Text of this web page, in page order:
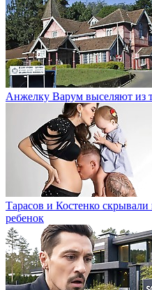
Анжелку Варум выселяют из
Тарасов и Костенко скрывали
ребенок